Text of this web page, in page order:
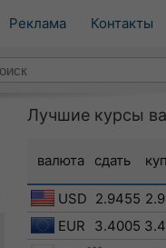
Реклама Контакты
Лучшие курсы
валюта сдать
USD 2.9455
EUR
3.4005